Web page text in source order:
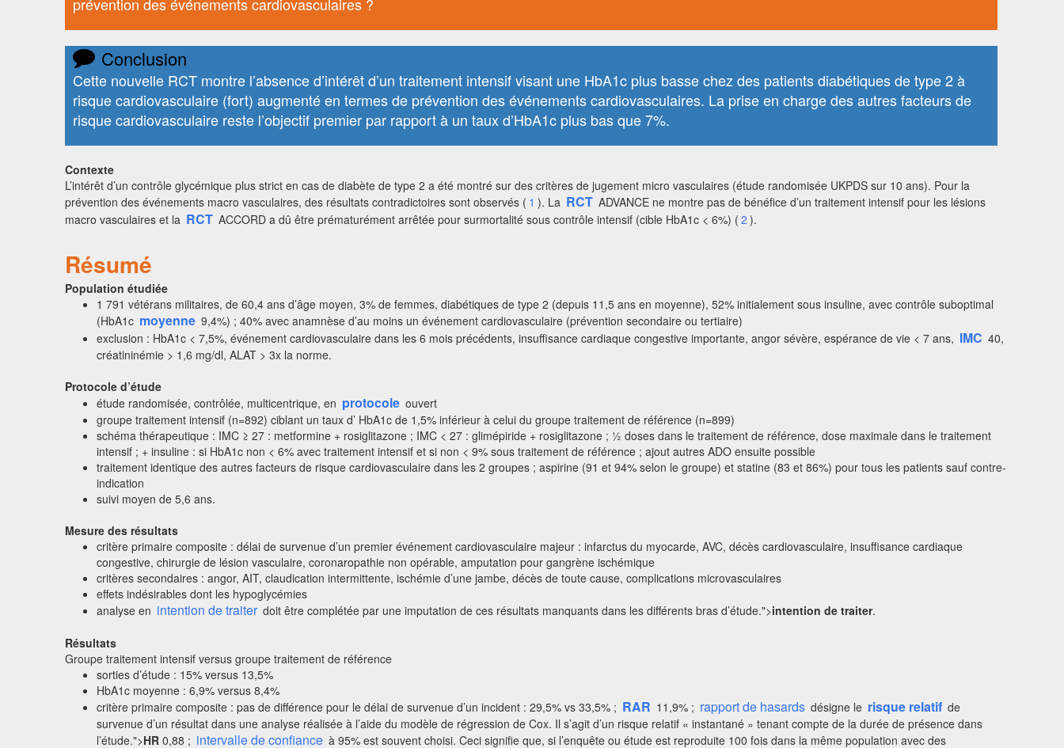
Conclusion
Cette nouvelle RCT montre l’absence d’intérêt d’un traitement intensif visant une HbA1c plus basse chez des patients diabétiques de type 2 à
risque cardiovasculaire (fort) augmenté en termes de prévention des événements cardiovasculaires. La prise en charge des autres facteurs de
risque cardiovasculaire reste l’objectif premier par rapport à un taux d’HbA1c plus bas que 7%.
Contexte
L’intérêt d’un contrôle glycémique plus strict en cas de diabète de type 2 a été montré sur des critères de jugement micro vasculaires (étude randomisée UKPDS sur 10 ans). Pour la
prévention des événements macro vasculaires, des résultats contradictoires sont observés ( 1 ). La RCT ADVANCE ne montre pas de bénéfice d’un traitement intensif pour les lésions
macro vasculaires et la RCT ACCORD a dû être prématurément arrêtée pour surmortalité sous contrôle intensif (cible HbA1c < 6%) ( 2 ).
Résumé
Population étudiée
1 791 vétérans militaires, de 60,4 ans d’âge moyen, 3% de femmes, diabétiques de type 2 (depuis 11,5 ans en moyenne), 52% initialement sous insuline, avec contrôle suboptimal
(HbA1c moyenne 9,4%) ; 40% avec anamnèse d’au moins un événement cardiovasculaire (prévention secondaire ou tertiaire)
exclusion : HbA1c < 7,5%, événement cardiovasculaire dans les 6 mois précédents, insuffisance cardiaque congestive importante, angor sévère, espérance de vie < 7 ans, IMC 40,
créatininémie > 1,6 mg/dl, ALAT > 3x la norme.
Protocole d’étude
étude randomisée, contrôlée, multicentrique, en protocole ouvert
groupe traitement intensif (n=892) ciblant un taux d’ HbA1c de 1,5% inférieur à celui du groupe traitement de référence (n=899)
schéma thérapeutique : IMC ≥ 27 : metformine + rosiglitazone ; IMC < 27 : glimépiride + rosiglitazone ; ½ doses dans le traitement de référence, dose maximale dans le traitement
intensif ; + insuline : si HbA1c non < 6% avec traitement intensif et si non < 9% sous traitement de référence ; ajout autres ADO ensuite possible
traitement identique des autres facteurs de risque cardiovasculaire dans les 2 groupes ; aspirine (91 et 94% selon le groupe) et statine (83 et 86%) pour tous les patients sauf contre-
indication
suivi moyen de 5,6 ans.
Mesure des résultats
critère primaire composite : délai de survenue d’un premier événement cardiovasculaire majeur : infarctus du myocarde, AVC, décès cardiovasculaire, insuffisance cardiaque
congestive, chirurgie de lésion vasculaire, coronaropathie non opérable, amputation pour gangrène ischémique
critères secondaires : angor, AIT, claudication intermittente, ischémie d’une jambe, décès de toute cause, complications microvasculaires
effets indésirables dont les hypoglycémies
analyse en intention de traiter doit être complétée par une imputation de ces résultats manquants dans les différents bras d’étude.">intention de traiter.
Résultats
Groupe traitement intensif versus groupe traitement de référence
sorties d’étude : 15% versus 13,5%
HbA1c moyenne : 6,9% versus 8,4%
critère primaire composite : pas de différence pour le délai de survenue d’un incident : 29,5% vs 33,5% ; RAR 11,9% ; rapport de hasards désigne le risque relatif de
survenue d’un résultat dans une analyse réalisée à l’aide du modèle de régression de Cox. Il s’agit d’un risque relatif « instantané » tenant compte de la durée de présence dans
l’étude.">HR 0,88 ; intervalle de confiance à 95% est souvent choisi. Ceci signifie que, si l’enquête ou étude est reproduite 100 fois dans la même population avec des